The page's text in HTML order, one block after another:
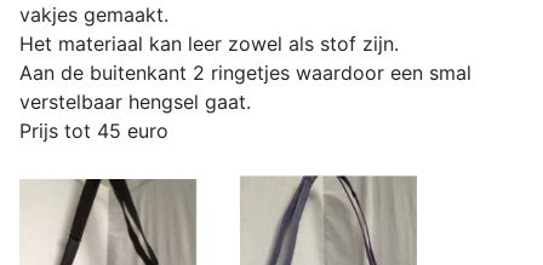
vakjes gemaakt.
Het materiaal kan leer zowel als stof zijn.
Aan de buitenkant 2 ringetjes waardoor een smal
verstelbaar hengsel gaat.
Prijs tot 45 euro